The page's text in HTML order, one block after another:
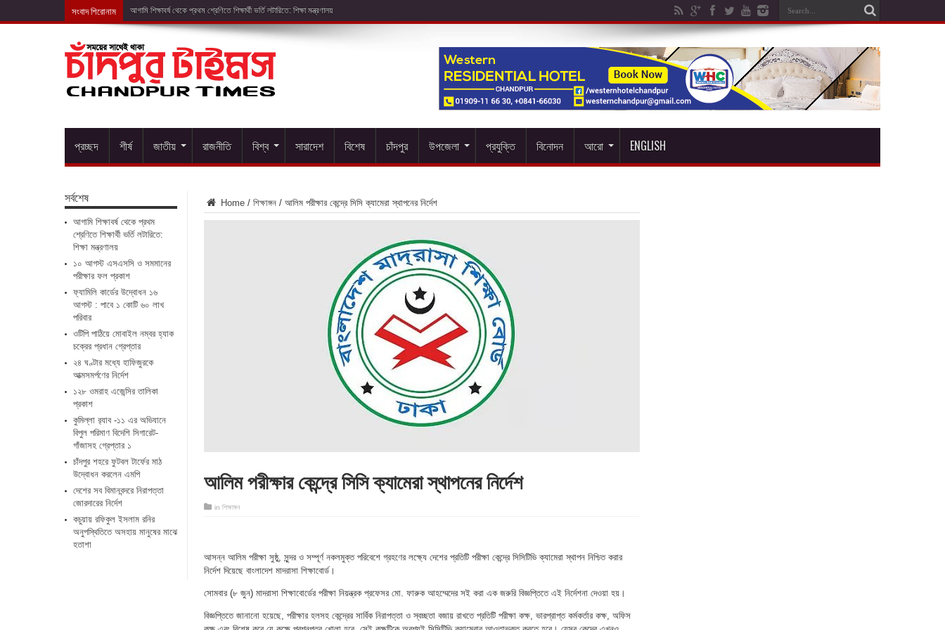
সংবাদ শিরোনাম ১০ আগস্ট এসএসসি
প্রচ্ছদ শীর্ষ জাতীয় রাজনীতি বিশ্ব সারাদেশ বিশেষ চাঁদপুর উপজেলা প্রযুক্তি বিনোদন আরো ENGLISH
Home / শিক্ষাঙ্গন / আলিম পরীক্ষার কেন্দ্রে সিসি ক্যামেরা স্থাপনের নির্দেশ
আলিম পরীক্ষার কেন্দ্রে সিসি ক্যামেরা স্থাপনের নির্দেশ
in শিক্ষাঙ্গন
আসন্ন আলিম পরীক্ষা সুষ্ঠু, সুন্দর ও সম্পূর্ণ নকলমুক্ত পরিবেশে গ্রহণের লক্ষ্যে দেশের প্রতিটি পরীক্ষা কেন্দ্রে সিসিটিভি ক্যামেরা স্থাপন নিশ্চিত করার
নির্দেশ দিয়েছে বাংলাদেশ মাদরাসা শিক্ষাবোর্ড।
সোমবার (৮ জুন) মাদরাসা শিক্ষাবোর্ডের পরীক্ষা নিয়ন্ত্রক প্রফেসর মো. ফারুক আহম্মেদের সই করা এক জরুরি বিজ্ঞপ্তিতে এই নির্দেশনা দেওয়া হয়।
বিজ্ঞপ্তিতে জানানো হয়েছে, পরীক্ষার হলসহ কেন্দ্রের সার্বিক নিরাপত্তা ও স্বচ্ছতা বজায় রাখতে প্রতিটি পরীক্ষা কক্ষ, ভারপ্রাপ্ত কর্মকর্তার কক্ষ, অফিস
সর্বশেষ
আগামি শিক্ষাবর্ষ থেকে প্রথম
শ্রেণিতে শিক্ষার্থী ভর্তি লটারিতে:
শিক্ষা মন্ত্রণালয়
১০ আগস্ট এসএসসি ও সমমানের
পরীক্ষার ফল প্রকাশ
ফ্যামিলি কার্ডের উদ্বোধন ১৬
আগস্ট : পাবে ১ কোটি ৬০ লাখ
পরিবার
ওটিপি পাঠিয়ে মোবাইল নম্বর হ্যাক
চক্রের প্রধান গ্রেপ্তার
২৪ ঘণ্টার মধ্যে হাফিজুরকে
আত্মসমর্পণের নির্দেশ
১২৮ ওমরাহ এজেন্সির তালিকা
প্রকাশ
কুমিল্লা র‌্যাব -১১ এর অভিযানে
বিপুল পরিমাণ বিদেশি সিগারেট-
গাঁজাসহ গ্রেপ্তার ১
চাঁদপুর শহরে ফুটবল টার্ফের মাঠ
উদ্বোধন করলেন এমপি
দেশের সব বিমানবন্দরে নিরাপত্তা
জোরদারের নির্দেশ
কচুয়ায় রফিকুল ইসলাম রনির
অনুপস্থিতিতে অসহায় মানুষের মাঝে
হতাশা